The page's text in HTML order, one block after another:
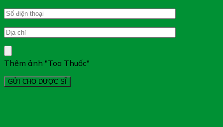
Thêm ảnh "Toa Thuốc"